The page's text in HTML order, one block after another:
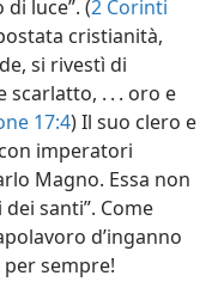
luce”. (2 Corinti
cristianità,
si rivestì di
scarlatto, . . . oro e
17:4) Il suo clero e
imperatori
Magno. Essa non
santi”. Come
d’inganno
sempre!